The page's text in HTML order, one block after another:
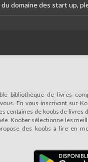
du domaine des start up,
bibliothèque de livres
En vous inscrivant sur
centaines de koobs de livres
Koober sélectionne les
des koobs à lire en